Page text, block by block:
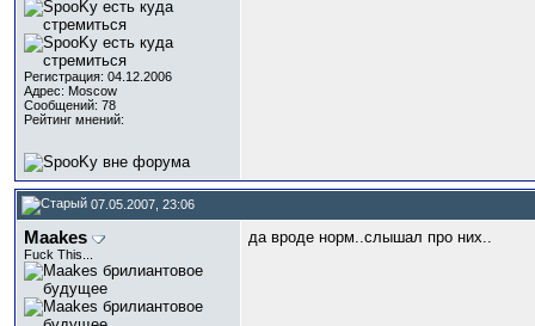
Регистрация: 04.12.2006
Адрес: Moscow
Сообщений: 78
Рейтинг мнений:
07.05.2007, 23:06
Maakes
Fuck This...
да вроде норм..слышал про них..